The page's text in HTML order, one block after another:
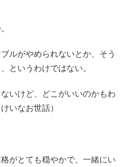
ルがやめられないとか、そう
というわけではない。
いけど、どこがいいのかもわ
いなお世話）
がとても穏やかで、一緒にい